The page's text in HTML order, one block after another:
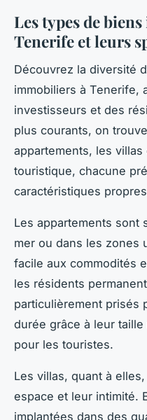
Les types de
Tenerife et leurs
Découvrez la diversité
immobiliers à Tenerife,
investisseurs et des
plus courants, on
appartements, les
touristique, chacune
caractéristiques
Les appartements sont
mer ou dans les zones
facile aux commodités
les résidents
particulièrement prisés
durée grâce à leur
pour les touristes.
Les villas, quant à
espace et leur intimité.
implantées dans des